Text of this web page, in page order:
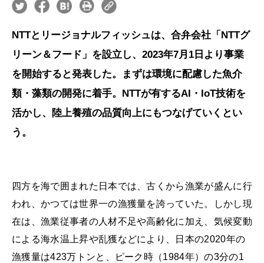
NTTとリージョナルフィッシュは、合弁会社「NTTグ
リーン＆フード」を設立し、2023年7月1日より事業
を開始すると発表した。まずは環境に配慮した魚介
類・藻類の開発に着手。NTTが有するAI・IoT技術を
活かし、陸上養殖の品質向上にもつなげていくとい
う。
四方を海で囲まれた日本では、古くから漁業が盛んに行
われ、かつては世界一の漁獲量を誇っていた。しかし現
在は、漁業従事者の人材不足や高齢化に加え、気候変動
による海水温上昇や乱獲などにより、日本の2020年の
漁獲量は423万トンと、ピーク時（1984年）の3分の1